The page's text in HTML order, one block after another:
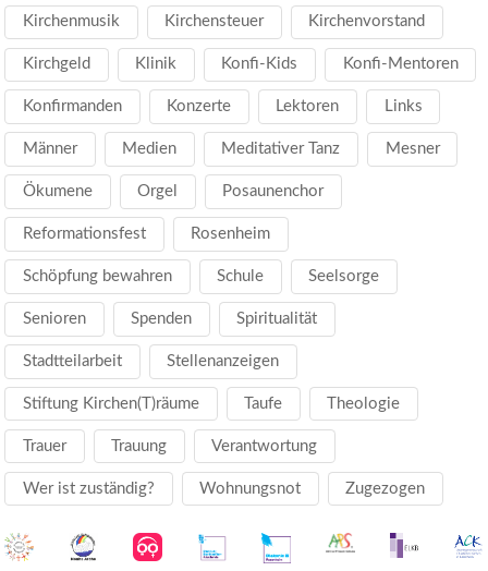
Kirchenmusik Kirchensteuer Kirchenvorstand
Kirchgeld Klinik Konfi-Kids Konfi-Mentoren
Konfirmanden Konzerte Lektoren Links
Männer Medien Meditativer Tanz Mesner
Ökumene Orgel Posaunenchor
Reformationsfest Rosenheim
Schöpfung bewahren Schule Seelsorge
Senioren Spenden Spiritualität
Stadtteilarbeit Stellenanzeigen
Stiftung Kirchen(T)räume Taufe Theologie
Trauer Trauung Verantwortung
Wer ist zuständig? Wohnungsnot Zugezogen